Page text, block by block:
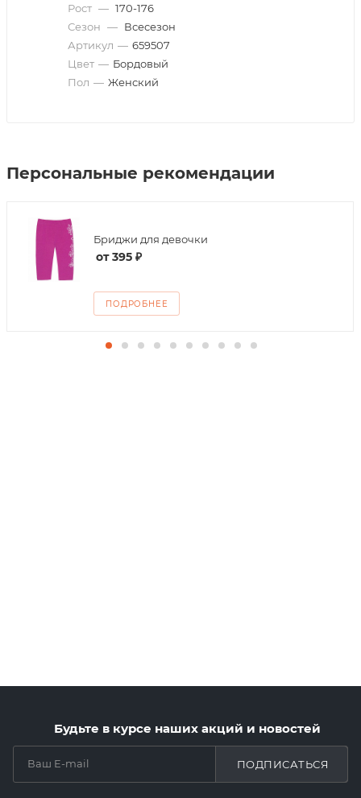
Рост — 170-176
Сезон — Всесезон
Артикул — 659507
Цвет — Бордовый
Пол — Женский
Персональные рекомендации
Бриджи для девочки
от395 ₽
ПОДРОБНЕЕ
Будьте в курсе наших акций и новостей
ПОДПИСАТЬСЯ